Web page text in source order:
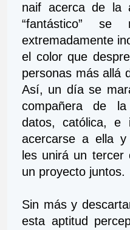
naif acerca de la
“fantástico”
extremadamente
el color que
personas más allá
Así, un día se
compañera de
datos, católica, e
acercarse a ella
les unirá un tercer
un proyecto juntos.
Sin más y
esta aptitud